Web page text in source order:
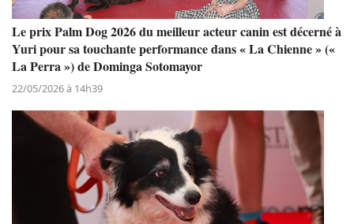
Le prix Palm Dog 2026 du meilleur acteur canin est décerné à
Yuri pour sa touchante performance dans « La Chienne » («
La Perra ») de Dominga Sotomayor
22/05/2026 à 14h39